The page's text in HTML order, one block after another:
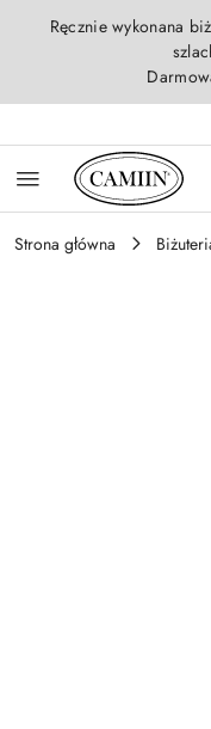
Przejdź do treści
Przejdź do
Przejdź do moje
Przejdź do menu
Przejdź do
Przejdź do stopki
Ręcznie wykonana
Strona główna